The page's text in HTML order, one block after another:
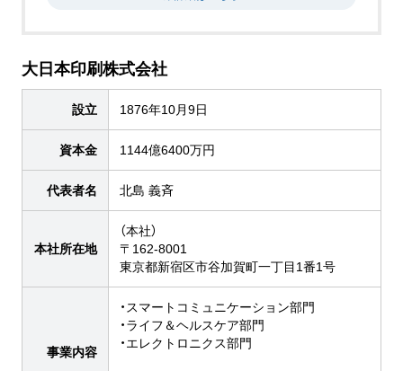
大日本印刷株式会社
設立 1876年10月9日
資本金 1144億6400万円
代表者名 北島 義斉
本社所在地
（本社）
〒162-8001
東京都新宿区市谷加賀町一丁目1番1号
事業内容
・スマートコミュニケーション部門
・ライフ＆ヘルスケア部門
・エレクトロニクス部門